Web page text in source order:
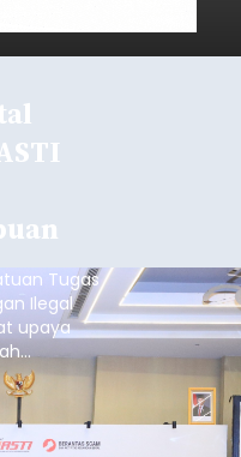
Tugas
Ilegal
upaya
digital yang